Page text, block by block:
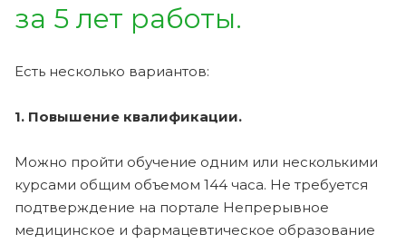
за 5 лет работы.
Есть несколько вариантов:
1. Повышение квалификации.
Можно пройти обучение одним или несколькими
курсами общим объемом 144 часа. Не требуется
подтверждение на портале Непрерывное
медицинское и фармацевтическое образование